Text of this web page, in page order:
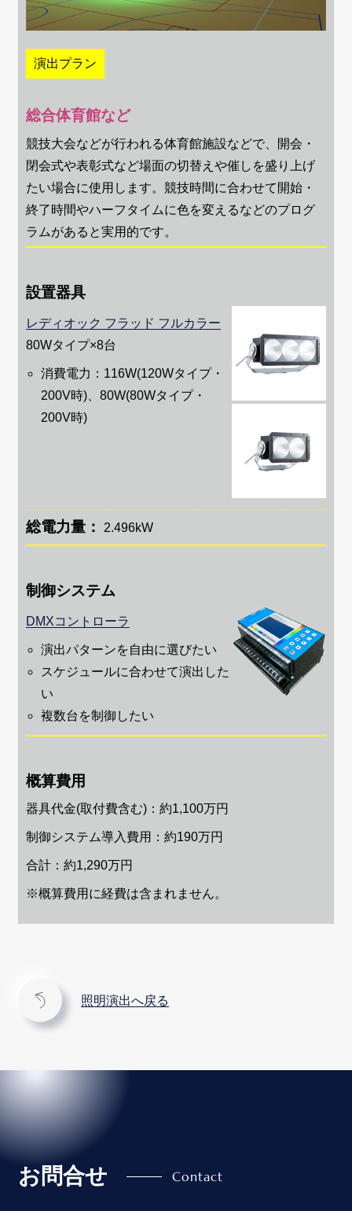
演出プラン
総合体育館など
競技大会などが行われる体育館施設などで、開会・
閉会式や表彰式など場面の切替えや催しを盛り上げ
たい場合に使用します。競技時間に合わせて開始・
終了時間やハーフタイムに色を変えるなどのプログ
ラムがあると実用的です。
設置器具
レディオック フラッド フルカラー
80Wタイプ×8台
消費電力：116W(120Wタイプ・
200V時)、80W(80Wタイプ・
200V時)
総電力量： 2.496kW
制御システム
DMXコントローラ
演出パターンを自由に選びたい
スケジュールに合わせて演出した
い
複数台を制御したい
概算費用
器具代金(取付費含む)：約1,100万円
制御システム導入費用：約190万円
合計：約1,290万円
※概算費用に経費は含まれません。
照明演出へ戻る
お問合せ